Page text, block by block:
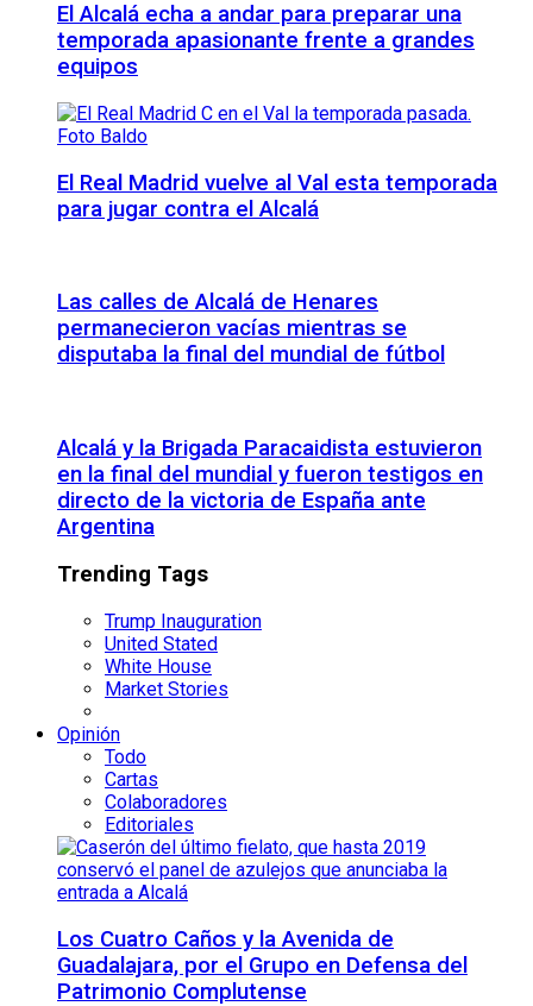
El Alcalá echa a andar para preparar una
temporada apasionante frente a grandes
equipos
El Real Madrid vuelve al Val esta temporada
para jugar contra el Alcalá
Las calles de Alcalá de Henares
permanecieron vacías mientras se
disputaba la final del mundial de fútbol
Alcalá y la Brigada Paracaidista estuvieron
en la final del mundial y fueron testigos en
directo de la victoria de España ante
Argentina
Trending Tags
Trump Inauguration
United Stated
White House
Market Stories
Opinión
Todo
Cartas
Colaboradores
Editoriales
Los Cuatro Caños y la Avenida de
Guadalajara, por el Grupo en Defensa del
Patrimonio Complutense